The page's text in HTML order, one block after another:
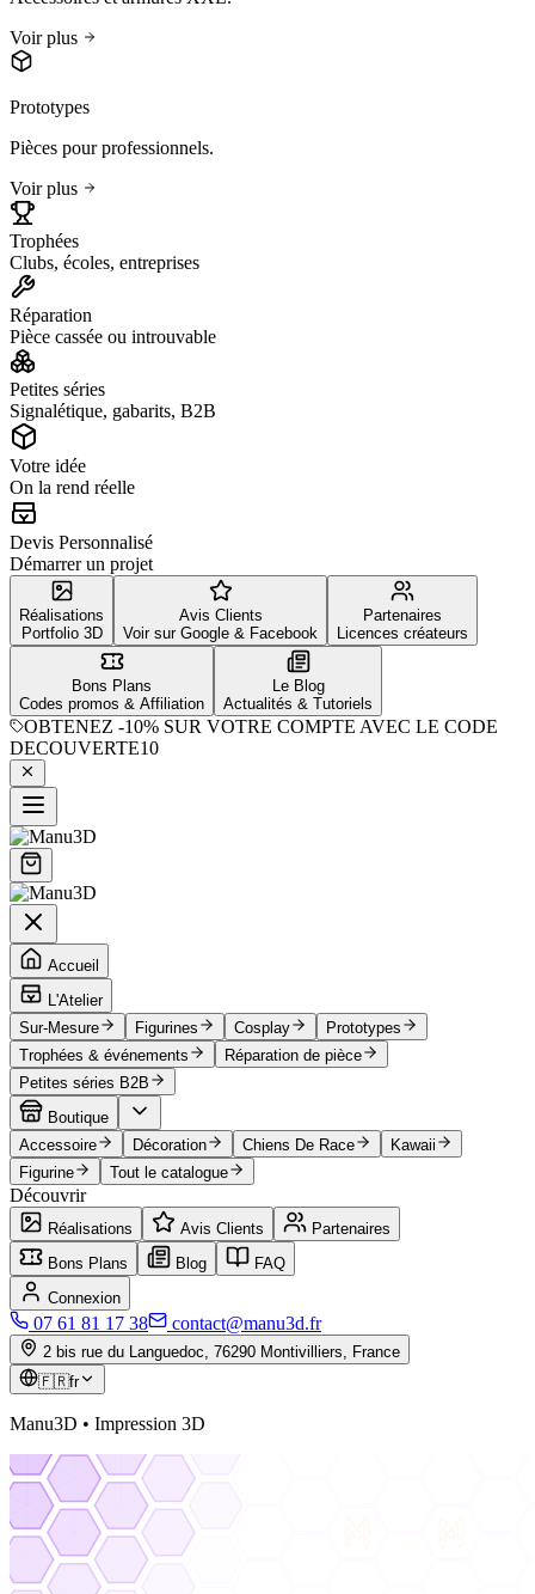
Voir plus
Prototypes
Pièces pour professionnels.
Voir plus
Trophées
Clubs, écoles, entreprises
Réparation
Pièce cassée ou introuvable
Petites séries
Signalétique, gabarits, B2B
Votre idée
On la rend réelle
Devis Personnalisé
Démarrer un projet
Réalisations
Portfolio 3D
Avis Clients
Voir sur Google & Facebook
Partenaires
Licences créateurs
Bons Plans
Codes promos & Affiliation
Le Blog
Actualités & Tutoriels
OBTENEZ -10% SUR VOTRE COMPTE AVEC LE CODE
DECOUVERTE10
Accueil
L'Atelier
Sur-Mesure
Figurines Cosplay
Prototypes
Trophées & événements
Réparation de pièce
Petites séries B2B
Boutique
Accessoire
Décoration Chiens De Race
Kawaii
Figurine
Tout le catalogue
Découvrir
Réalisations Avis Clients
Partenaires
Bons Plans
Blog
FAQ
Connexion
07 61 81 17 38 contact@manu3d.fr
2 bis rue du Languedoc, 76290 Montivilliers, France
🇫🇷fr
Manu3D • Impression 3D